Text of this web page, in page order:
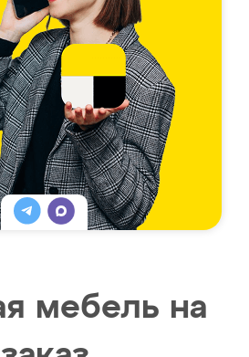
мебель на